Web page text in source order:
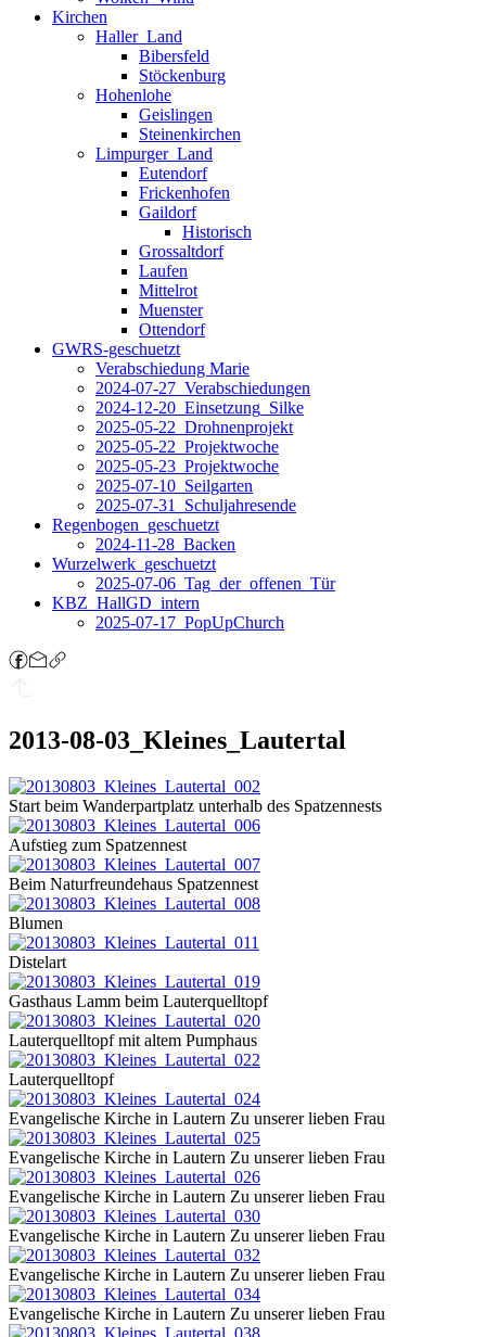
Kirchen
Haller_Land
Bibersfeld
Stöckenburg
Hohenlohe
Geislingen
Steinenkirchen
Limpurger_Land
Eutendorf
Frickenhofen
Gaildorf
Historisch
Grossaltdorf
Laufen
Mittelrot
Muenster
Ottendorf
GWRS-geschuetzt
Verabschiedung Marie
2024-07-27_Verabschiedungen
2024-12-20_Einsetzung_Silke
2025-05-22_Drohnenprojekt
2025-05-22_Projektwoche
2025-05-23_Projektwoche
2025-07-10_Seilgarten
2025-07-31_Schuljahresende
Regenbogen_geschuetzt
2024-11-28_Backen
Wurzelwerk_geschuetzt
2025-07-06_Tag_der_offenen_Tür
KBZ_HallGD_intern
2025-07-17_PopUpChurch
2013-08-03_Kleines_Lautertal
Start beim Wanderpartplatz unterhalb des Spatzennests
Aufstieg zum Spatzennest
Beim Naturfreundehaus Spatzennest
Blumen
Distelart
Gasthaus Lamm beim Lauterquelltopf
Lauterquelltopf mit altem Pumphaus
Lauterquelltopf
Evangelische Kirche in Lautern Zu unserer lieben Frau
Evangelische Kirche in Lautern Zu unserer lieben Frau
Evangelische Kirche in Lautern Zu unserer lieben Frau
Evangelische Kirche in Lautern Zu unserer lieben Frau
Evangelische Kirche in Lautern Zu unserer lieben Frau
Evangelische Kirche in Lautern Zu unserer lieben Frau